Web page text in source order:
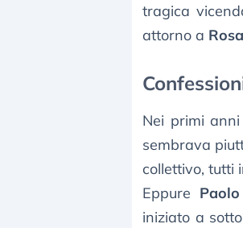
tragica
attorno a
Nei primi
sembrava
collettivo, tutti
Eppure
iniziato a